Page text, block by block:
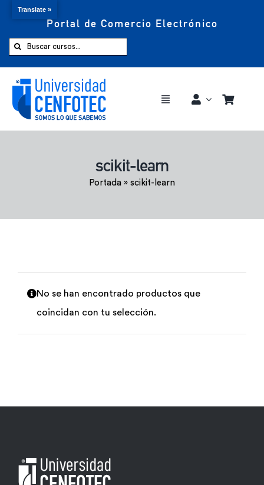
Portal de Comercio Electrónico
Buscar:
Toggle
Comprar ahora
scikit-learn
Portada » scikit-learn
No se han encontrado productos que
coincidan con tu selección.
Translate »